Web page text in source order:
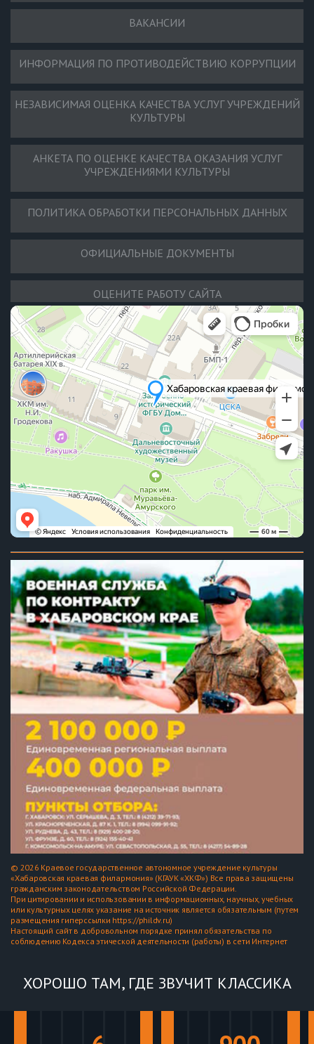
ВАКАНСИИ
ИНФОРМАЦИЯ ПО ПРОТИВОДЕЙСТВИЮ КОРРУПЦИИ
НЕЗАВИСИМАЯ ОЦЕНКА КАЧЕСТВА УСЛУГ УЧРЕЖДЕНИЙ
КУЛЬТУРЫ
АНКЕТА ПО ОЦЕНКЕ КАЧЕСТВА ОКАЗАНИЯ УСЛУГ
УЧРЕЖДЕНИЯМИ КУЛЬТУРЫ
ПОЛИТИКА ОБРАБОТКИ ПЕРСОНАЛЬНЫХ ДАННЫХ
ОФИЦИАЛЬНЫЕ ДОКУМЕНТЫ
ОЦЕНИТЕ РАБОТУ САЙТА
© 2026 Краевое государственное автономное учреждение культуры
«Хабаровская краевая филармония» (КГАУК «ХКФ») Все права защищены
гражданским законодательством Российской Федерации.
При цитировании и использовании в информационных, научных, учебных
или культурных целях указание на источник является обязательным (путем
размещения гиперссылки https://phildv.ru)
Настоящий сайт в добровольном порядке принял обязательства по
соблюдению Кодекса этической деятельности (работы) в сети Интернет
ХОРОШО ТАМ, ГДЕ ЗВУЧИТ КЛАССИКА